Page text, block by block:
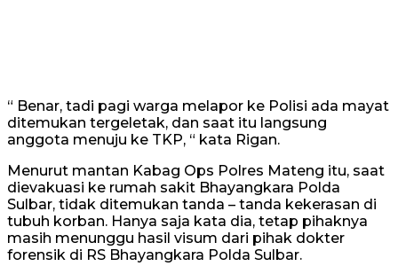
“ Benar, tadi pagi warga melapor ke Polisi ada mayat
ditemukan tergeletak, dan saat itu langsung
anggota menuju ke TKP, “ kata Rigan.
Menurut mantan Kabag Ops Polres Mateng itu, saat
dievakuasi ke rumah sakit Bhayangkara Polda
Sulbar, tidak ditemukan tanda – tanda kekerasan di
tubuh korban. Hanya saja kata dia, tetap pihaknya
masih menunggu hasil visum dari pihak dokter
forensik di RS Bhayangkara Polda Sulbar.